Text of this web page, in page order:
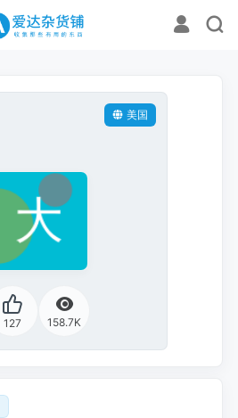
美国
127 158.7K